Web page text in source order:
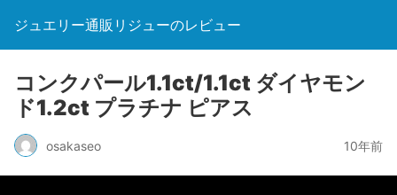
ジュエリー通販リジューのレビュー
コンクパール1.1ct/1.1ct ダイヤモン
ド1.2ct プラチナ ピアス
osakaseo 10年前